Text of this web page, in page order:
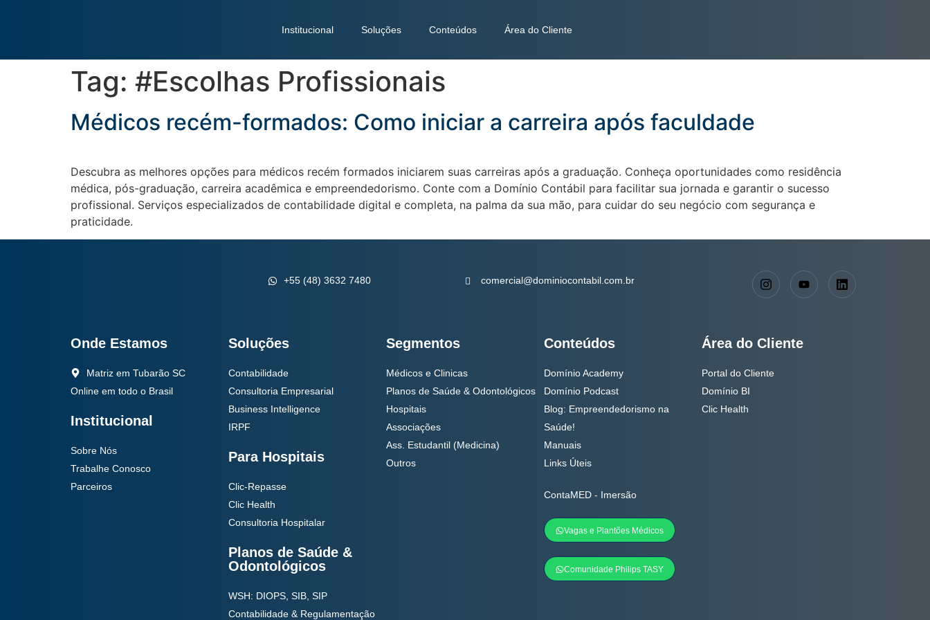
Institucional Soluções Conteúdos Área do Cliente
Tag: #Escolhas Profissionais
Médicos recém-formados: Como iniciar a carreira após faculdade
Descubra as melhores opções para médicos recém formados iniciarem suas carreiras após a graduação. Conheça oportunidades como residência
médica, pós-graduação, carreira acadêmica e empreendedorismo. Conte com a Domínio Contábil para facilitar sua jornada e garantir o sucesso
profissional. Serviços especializados de contabilidade digital e completa, na palma da sua mão, para cuidar do seu negócio com segurança e
praticidade.
+55 (48) 3632 7480 comercial@dominiocontabil.com.br
Onde Estamos
Matriz em Tubarão SC
Online em todo o Brasil
Institucional
Sobre Nós
Trabalhe Conosco
Parceiros
Soluções
Contabilidade
Consultoria Empresarial
Business Intelligence
IRPF
Para Hospitais
Clic-Repasse
Clic Health
Consultoria Hospitalar
Planos de Saúde &
Odontológicos
WSH: DIOPS, SIB, SIP
Contabilidade & Regulamentação
Segmentos
Médicos e Clinicas
Planos de Saúde & Odontológicos
Hospitais
Associações
Ass. Estudantil (Medicina)
Outros
Conteúdos
Domínio Academy
Domínio Podcast
Blog: Empreendedorismo na
Saúde!
Manuais
Links Úteis
ContaMED - Imersão
Vagas e Plantões Médicos
Comunidade Philips TASY
Área do Cliente
Portal do Cliente
Domínio BI
Clic Health